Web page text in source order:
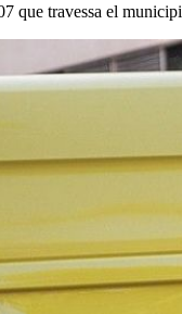
que travessa el municipi